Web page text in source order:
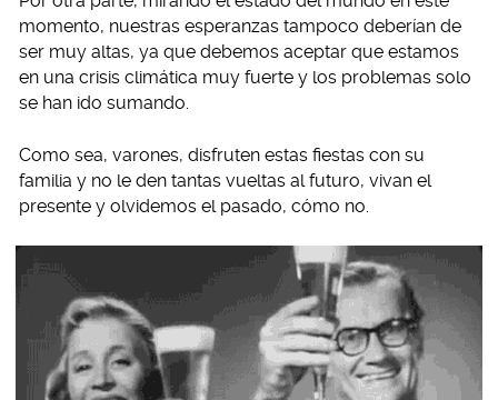
momento, nuestras esperanzas tampoco deberían de
ser muy altas, ya que debemos aceptar que estamos
en una crisis climática muy fuerte y los problemas solo
se han ido sumando.
Como sea, varones, disfruten estas fiestas con su
familia y no le den tantas vueltas al futuro, vivan el
presente y olvidemos el pasado, cómo no.